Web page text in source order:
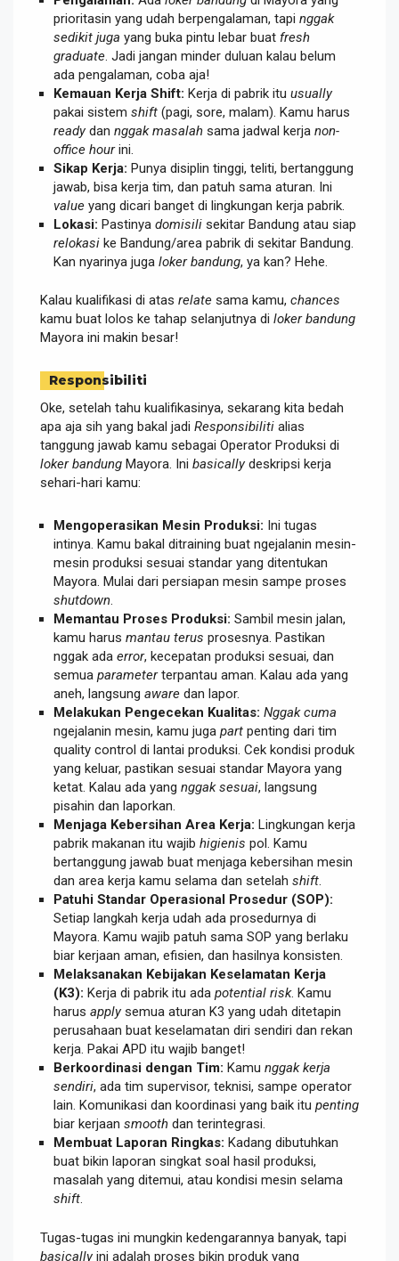
prioritasin yang udah berpengalaman, tapi nggak
sedikit juga yang buka pintu lebar buat fresh
graduate . Jadi jangan minder duluan kalau belum
ada pengalaman, coba aja!
Kemauan Kerja Shift: Kerja di pabrik itu usually
pakai sistem shift (pagi, sore, malam). Kamu harus
readydan nggak masalah sama jadwal kerja non-
office hourini.
Sikap Kerja: Punya disiplin tinggi, teliti, bertanggung
jawab, bisa kerja tim, dan patuh sama aturan. Ini
value yang dicari banget di lingkungan kerja pabrik.
Lokasi: Pastinya domisili sekitar Bandung atau siap
relokasi ke Bandung/area pabrik di sekitar Bandung.
Kan nyarinya juga loker bandung, ya kan? Hehe.
Kalau kualifikasi di atas relate sama kamu, chances
kamu buat lolos ke tahap selanjutnya di loker bandung
Mayora ini makin besar!
Responsibiliti
Oke, setelah tahu kualifikasinya, sekarang kita bedah
apa aja sih yang bakal jadi Responsibiliti alias
tanggung jawab kamu sebagai Operator Produksi di
loker bandung Mayora. Ini basicallydeskripsi kerja
sehari-hari kamu:
Mengoperasikan Mesin Produksi: Ini tugas
intinya. Kamu bakal ditraining buat ngejalanin mesin-
mesin produksi sesuai standar yang ditentukan
Mayora. Mulai dari persiapan mesin sampe proses
shutdown.
Memantau Proses Produksi: Sambil mesin jalan,
kamu harus mantau terus prosesnya. Pastikan
nggak ada error, kecepatan produksi sesuai, dan
semua parameterterpantau aman. Kalau ada yang
aneh, langsung aware dan lapor.
Melakukan Pengecekan Kualitas: Nggak cuma
ngejalanin mesin, kamu juga part penting dari tim
quality control di lantai produksi. Cek kondisi produk
yang keluar, pastikan sesuai standar Mayora yang
ketat. Kalau ada yang nggak sesuai, langsung
pisahin dan laporkan.
Menjaga Kebersihan Area Kerja: Lingkungan kerja
pabrik makanan itu wajib higienis pol. Kamu
bertanggung jawab buat menjaga kebersihan mesin
dan area kerja kamu selama dan setelah shift.
Patuhi Standar Operasional Prosedur (SOP):
Setiap langkah kerja udah ada prosedurnya di
Mayora. Kamu wajib patuh sama SOP yang berlaku
biar kerjaan aman, efisien, dan hasilnya konsisten.
Melaksanakan Kebijakan Keselamatan Kerja
(K3): Kerja di pabrik itu ada potential risk. Kamu
harus applysemua aturan K3 yang udah ditetapin
perusahaan buat keselamatan diri sendiri dan rekan
kerja. Pakai APD itu wajib banget!
Berkoordinasi dengan Tim: Kamu nggak kerja
sendiri, ada tim supervisor, teknisi, sampe operator
lain. Komunikasi dan koordinasi yang baik itu penting
biar kerjaan smooth dan terintegrasi.
Membuat Laporan Ringkas: Kadang dibutuhkan
buat bikin laporan singkat soal hasil produksi,
masalah yang ditemui, atau kondisi mesin selama
shift.
Tugas-tugas ini mungkin kedengarannya banyak, tapi
basicallyini adalah proses bikin produk yang